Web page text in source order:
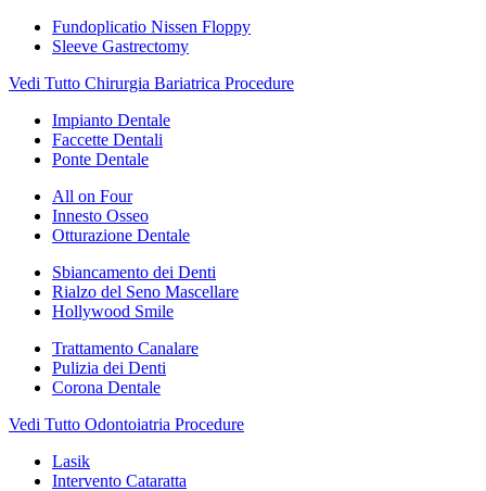
Fundoplicatio Nissen Floppy
Sleeve Gastrectomy
Vedi Tutto Chirurgia Bariatrica Procedure
Impianto Dentale
Faccette Dentali
Ponte Dentale
All on Four
Innesto Osseo
Otturazione Dentale
Sbiancamento dei Denti
Rialzo del Seno Mascellare
Hollywood Smile
Trattamento Canalare
Pulizia dei Denti
Corona Dentale
Vedi Tutto Odontoiatria Procedure
Lasik
Intervento Cataratta